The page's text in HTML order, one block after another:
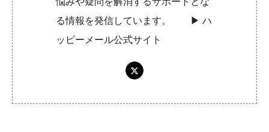
る情報を発信しています。 ▶︎ハ
ッピーメール公式サイト